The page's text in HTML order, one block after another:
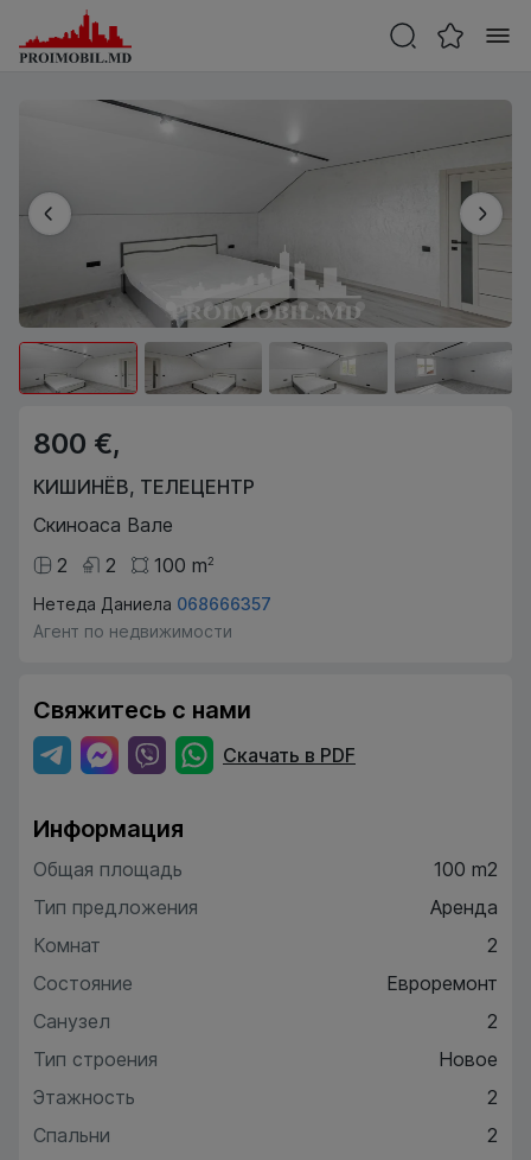
800 €,
КИШИНЁВ, ТЕЛЕЦЕНТР
Скиноаса Вале
2
2 100 m2
Нетеда Даниела 068666357
Агент по недвижимости
Свяжитесь с нами
Скачать в PDF
Информация
Общая площадь
100 m2
Тип предложения
Аренда
Комнат
2
Состояние
Евроремонт
Санузел
2
Тип строения
Новое
Этажность
2
Спальни
2